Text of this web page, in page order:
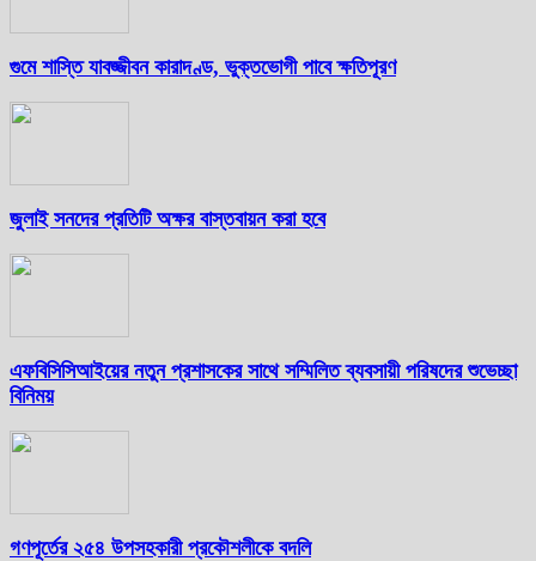
গুমে শাস্তি যাবজ্জীবন কারাদণ্ড, ভুক্তভোগী পাবে ক্ষতিপূরণ
জুলাই সনদের প্রতিটি অক্ষর বাস্তবায়ন করা হবে
এফবিসিসিআইয়ের নতুন প্রশাসকের সাথে সম্মিলিত ব্যবসায়ী পরিষদের শুভেচ্ছা
বিনিময়
গণপূর্তের ২৫৪ উপসহকারী প্রকৌশলীকে বদলি